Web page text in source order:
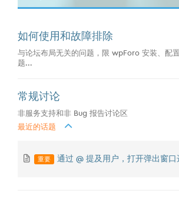
如何使用和故障排除
与论坛布局无关的问题，限 wpForo 安装、配
题...
常规讨论
非服务支持和非 Bug 报告讨论区
最近的话题
重要 通过 @ 提及用户，打开弹出窗口